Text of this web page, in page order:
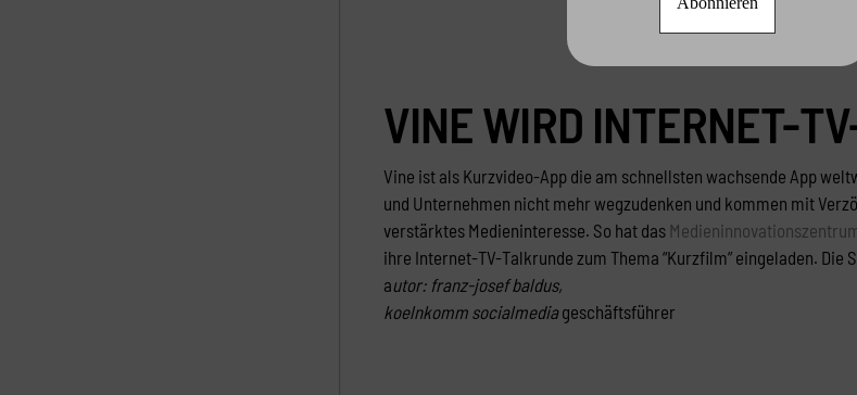
VINE WIRD INTERNET-
Vine ist als Kurzvideo-App die am schnellsten wachsende App
und Unternehmen nicht mehr wegzudenken und kommen mit
verstärktes Medieninteresse. So hat das
ihre Internet-TV-Talkrunde zum Thema “Kurzfilm” eingeladen.
autor: franz-josef baldus,
koelnkomm socialmediageschäftsführer